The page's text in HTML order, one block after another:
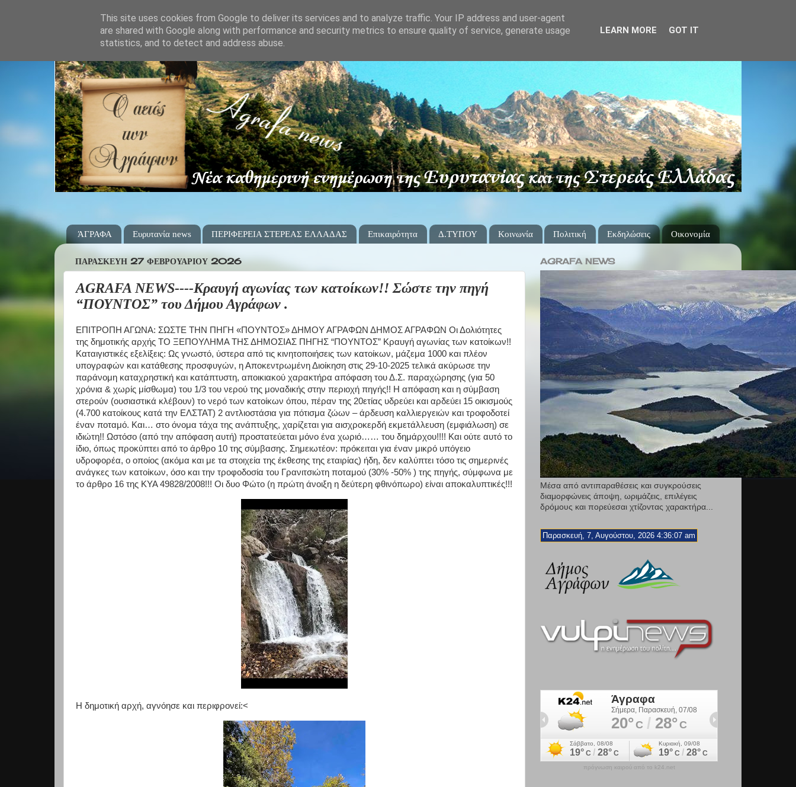
ΆΓΡΑΦΑ Ευρυτανία news ΠΕΡΙΦΕΡΕΙΑ ΣΤΕΡΕΑΣ ΕΛΛΑΔΑΣ Επικαιρότητα Δ.ΤΥΠΟΥ Κοινωνία Πολιτική Εκδηλώσεις Οικονομία
ΠΑΡΑΣΚΕΥΉ 27 ΦΕΒΡΟΥΑΡΊΟΥ 2026
AGRAFA NEWS----Κραυγή αγωνίας των κατοίκων!! Σώστε την πηγή
“ΠΟΥΝΤΟΣ” του Δήμου Αγράφων .
ΕΠΙΤΡΟΠΗ ΑΓΩΝΑ: ΣΩΣΤΕ ΤΗΝ ΠΗΓΗ «ΠΟΥΝΤΟΣ» ΔΗΜΟΥ ΑΓΡΑΦΩΝ ΔΗΜΟΣ ΑΓΡΑΦΩΝ Οι Δολιότητες
της δημοτικής αρχής ΤΟ ΞΕΠΟΥΛΗΜΑ ΤΗΣ ΔΗΜΟΣΙΑΣ ΠΗΓΗΣ “ΠΟΥΝΤΟΣ” Κραυγή αγωνίας των κατοίκων!!
Καταιγιστικές εξελίξεις: Ως γνωστό, ύστερα από τις κινητοποιήσεις των κατοίκων, μάζεμα 1000 και πλέον
υπογραφών και κατάθεσης προσφυγών, η Αποκεντρωμένη Διοίκηση στις 29-10-2025 τελικά ακύρωσε την
παράνομη καταχρηστική και κατάπτυστη, αποικιακού χαρακτήρα απόφαση του Δ.Σ. παραχώρησης (για 50
χρόνια & χωρίς μίσθωμα) του 1/3 του νερού της μοναδικής στην περιοχή πηγής!! Η απόφαση και η σύμβαση
στερούν (ουσιαστικά κλέβουν) το νερό των κατοίκων όπου, πέραν της 20ετίας υδρεύει και αρδεύει 15 οικισμούς
(4.700 κατοίκους κατά την ΕΛΣΤΑΤ) 2 αντλιοστάσια για πότισμα ζώων – άρδευση καλλιεργειών και τροφοδοτεί
έναν ποταμό. Και… στο όνομα τάχα της ανάπτυξης, χαρίζεται για αισχροκερδή εκμετάλλευση (εμφιάλωση) σε
ιδιώτη!! Ωστόσο (από την απόφαση αυτή) προστατεύεται μόνο ένα χωριό…… του δημάρχου!!!! Και ούτε αυτό το
ίδιο, όπως προκύπτει από το άρθρο 10 της σύμβασης. Σημειωτέον: πρόκειται για έναν μικρό υπόγειο
υδροφορέα, ο οποίος (ακόμα και με τα στοιχεία της έκθεσης της εταιρίας) ήδη, δεν καλύπτει τόσο τις σημερινές
ανάγκες των κατοίκων, όσο και την τροφοδοσία του Γρανιτσιώτη ποταμού (30% -50% ) της πηγής, σύμφωνα με
το άρθρο 16 της ΚΥΑ 49828/2008!!! Οι δυο Φώτο (η πρώτη άνοιξη η δεύτερη φθινόπωρο) είναι αποκαλυπτικές!!!
Η δημοτική αρχή, αγνόησε και περιφρονεί:<
AGRAFA NEWS
Μέσα από αντιπαραθέσεις και συγκρούσεις
διαμορφώνεις άποψη, ωριμάζεις, επιλέγεις
δρόμους και πορεύεσαι χτίζοντας χαρακτήρα...
Παρασκευή, 7, Αυγούστου, 2026 4:36:09 am
πρόγνωση καιρού από το k24.net
This site uses cookies from Google to deliver its services and to analyze traffic. Your IP address and user-agent
are shared with Google along with performance and security metrics to ensure quality of service, generate usage
statistics, and to detect and address abuse.
LEARN MORE GOT IT